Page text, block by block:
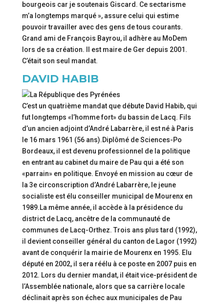
bourgeois car je soutenais Giscard. Ce sectarisme
m’a longtemps marqué », assure celui qui estime
pouvoir travailler avec des gens de tous courants.
Grand ami de François Bayrou, il adhère au MoDem
lors de sa création. Il est maire de Ger depuis 2001.
C’était son seul mandat.
DAVID HABIB
C’est un quatrième mandat que débute David Habib, qui
fut longtemps «l’homme fort» du bassin de Lacq. Fils
d’un ancien adjoint d’André Labarrère, il est né à Paris
le 16 mars 1961 (56 ans).Diplômé de Sciences-Po
Bordeaux, il est devenu professionnel de la politique
en entrant au cabinet du maire de Pau qui a été son
«parrain» en politique. Envoyé en mission au cœur de
la 3e circonscription d’André Labarrère, le jeune
socialiste est élu conseiller municipal de Mourenx en
1989.La même année, il accède à la présidence du
district de Lacq, ancêtre de la communauté de
communes de Lacq-Orthez. Trois ans plus tard (1992),
il devient conseiller général du canton de Lagor (1992)
avant de conquérir la mairie de Mourenx en 1995. Elu
député en 2002, il sera réélu à ce poste en 2007 puis en
2012. Lors du dernier mandat, il était vice-président de
l’Assemblée nationale, alors que sa carrière locale
déclinait après son échec aux municipales de Pau